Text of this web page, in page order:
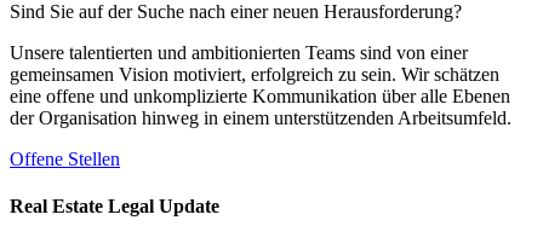
Sind Sie auf der Suche nach einer neuen Herausforderung?
Unsere talentierten und ambitionierten Teams sind von einer
gemeinsamen Vision motiviert, erfolgreich zu sein. Wir schätzen
eine offene und unkomplizierte Kommunikation über alle Ebenen
der Organisation hinweg in einem unterstützenden Arbeitsumfeld.
Offene Stellen
Real Estate Legal Update